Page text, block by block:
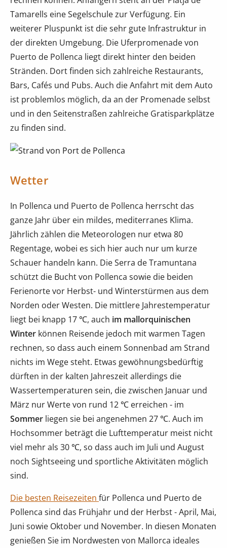
Tamarells eine Segelschule zur Verfügung. Ein
weiterer Pluspunkt ist die sehr gute Infrastruktur in
der direkten Umgebung. Die Uferpromenade von
Puerto de Pollenca liegt direkt hinter den beiden
Stränden. Dort finden sich zahlreiche Restaurants,
Bars, Cafés und Pubs. Auch die Anfahrt mit dem Auto
ist problemlos möglich, da an der Promenade selbst
und in den Seitenstraßen zahlreiche Gratisparkplätze
zu finden sind.
Wetter
In Pollenca und Puerto de Pollenca herrscht das
ganze Jahr über ein mildes, mediterranes Klima.
Jährlich zählen die Meteorologen nur etwa 80
Regentage, wobei es sich hier auch nur um kurze
Schauer handeln kann. Die Serra de Tramuntana
schützt die Bucht von Pollenca sowie die beiden
Ferienorte vor Herbst- und Winterstürmen aus dem
Norden oder Westen. Die mittlere Jahrestemperatur
liegt bei knapp 17 ℃, auch im mallorquinischen
Winter können Reisende jedoch mit warmen Tagen
rechnen, so dass auch einem Sonnenbad am Strand
nichts im Wege steht. Etwas gewöhnungsbedürftig
dürften in der kalten Jahreszeit allerdings die
Wassertemperaturen sein, die zwischen Januar und
März nur Werte von rund 12 ℃ erreichen - im
Sommer liegen sie bei angenehmen 27 ℃. Auch im
Hochsommer beträgt die Lufttemperatur meist nicht
viel mehr als 30 ℃, so dass auch im Juli und August
noch Sightseeing und sportliche Aktivitäten möglich
sind.
Die besten Reisezeiten für Pollenca und Puerto de
Pollenca sind das Frühjahr und der Herbst - April, Mai,
Juni sowie Oktober und November. In diesen Monaten
genießen Sie im Nordwesten von Mallorca ideales